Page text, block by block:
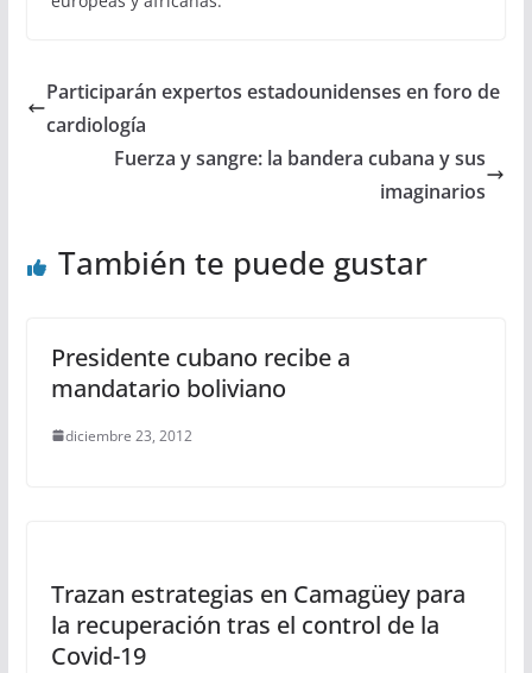
Participarán expertos estadounidenses en foro de
cardiología
Fuerza y sangre: la bandera cubana y sus
imaginarios
También te puede gustar
Presidente cubano recibe a
mandatario boliviano
diciembre 23, 2012
Trazan estrategias en Camagüey para
la recuperación tras el control de la
Covid-19